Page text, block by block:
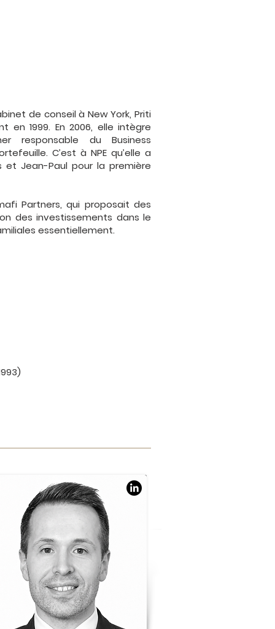
de conseil à New York, Priti
1999. En 2006, elle intègre
responsable du Business
C’est à NPE qu’elle a
et Jean-Paul pour la première
Partners, qui proposait des
des investissements dans le
essentiellement.